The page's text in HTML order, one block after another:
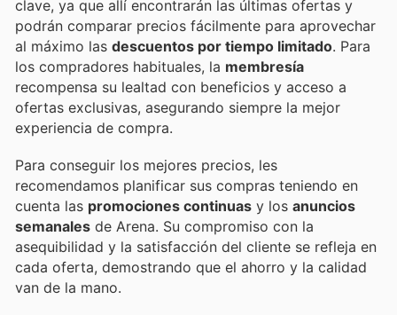
clave, ya que allí encontrarán las últimas ofertas y
podrán comparar precios fácilmente para aprovechar
al máximo las descuentos por tiempo limitado. Para
los compradores habituales, la membresía
recompensa su lealtad con beneficios y acceso a
ofertas exclusivas, asegurando siempre la mejor
experiencia de compra.
Para conseguir los mejores precios, les
recomendamos planificar sus compras teniendo en
cuenta las promociones continuas y los anuncios
semanales de Arena. Su compromiso con la
asequibilidad y la satisfacción del cliente se refleja en
cada oferta, demostrando que el ahorro y la calidad
van de la mano.